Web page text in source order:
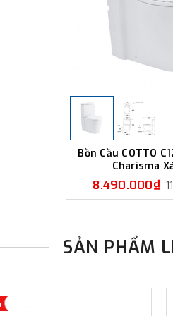
Bồn Cầu COTTO
Charisma
8.490.000₫
SẢN PHẨM